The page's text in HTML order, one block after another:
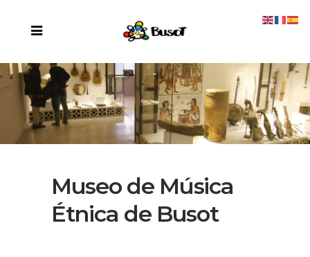
Museo de Música
Étnica de Busot